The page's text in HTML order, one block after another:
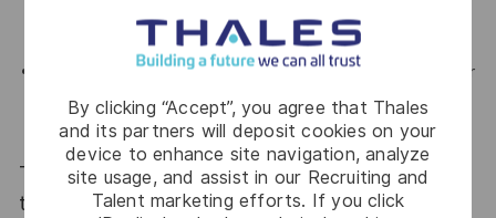
By clicking “Accept”, you agree that Thales
and its partners will deposit cookies on your
device to enhance site navigation, analyze
site usage, and assist in our Recruiting and
Talent marketing efforts. If you click
techniciens réparations ;
Des experts qui travaillent et accompagnent chaque jour
la montée en compétences de nos collaborateurs et la
gestion des améliorations continues
Thales, entreprise Handi-Engagée, reconnait
tous les talents. La diversité est notre meilleur